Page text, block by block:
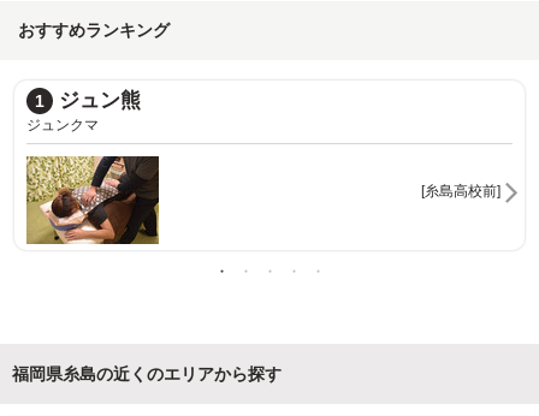
おすすめランキング
1 ジュン熊
ジュンクマ
[糸島高校前]
福岡県糸島の近くのエリアから探す